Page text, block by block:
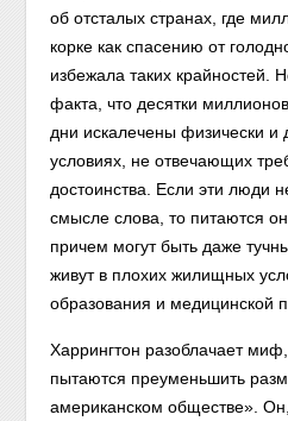
об отсталых странах, где
корке как спасению от
избежала таких крайностей.
факта, что десятки
дни искалечены физически и
условиях, не отвечающих
достоинства. Если эти люди
смысле слова, то питаются
причем могут быть даже
живут в плохих жилищных
образования и медицинской
Харрингтон разоблачает
пытаются преуменьшить
американском обществе». Он,